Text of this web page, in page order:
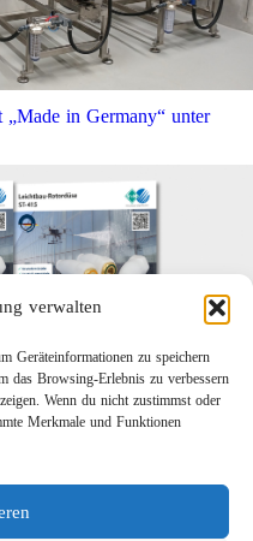
verwalten
Geräteinformationen zu speichern
das Browsing-Erlebnis zu verbessern
Wenn du nicht zustimmst oder
Merkmale und Funktionen
„Made in Germany“ unter